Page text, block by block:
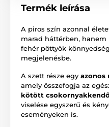
Termék leírása
A piros szín azonnal
marad háttérben,
fehér pöttyök
megjelenésbe.
A szett része egy azonos
amely összefogja az
kötött csokornyakkendő
viselése egyszerű és
eseményeken is.